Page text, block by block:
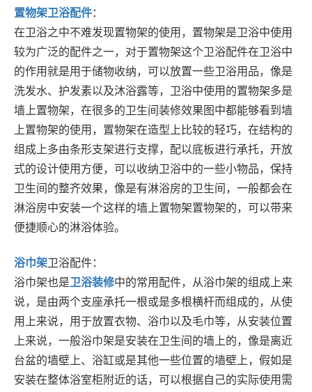
置物架卫浴配件：
在卫浴之中不难发现置物架的使用，置物架是卫浴中使用
较为广泛的配件之一，对于置物架这个卫浴配件在卫浴中
的作用就是用于储物收纳，可以放置一些卫浴用品，像是
洗发水、护发素以及沐浴露等，卫浴中使用的置物架多是
墙上置物架，在很多的卫生间装修效果图中都能够看到墙
上置物架的使用，置物架在造型上比较的轻巧，在结构的
组成上多由条形支架进行支撑，配以底板进行承托，开放
式的设计使用方便，可以收纳卫浴中的一些小物品，保持
卫生间的整齐效果，像是有淋浴房的卫生间，一般都会在
淋浴房中安装一个这样的墙上置物架置物架的，可以带来
便捷顺心的淋浴体验。
浴巾架卫浴配件：
浴巾架也是卫浴装修中的常用配件，从浴巾架的组成上来
说，是由两个支座承托一根或是多根横杆而组成的，从使
用上来说，用于放置衣物、浴巾以及毛巾等，从安装位置
上来说，一般浴巾架是安装在卫生间的墙上的，像是离近
台盆的墙壁上、浴缸或是其他一些位置的墙壁上，假如是
安装在整体浴室柜附近的话，可以根据自己的实际使用需